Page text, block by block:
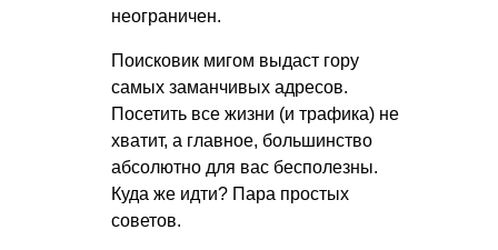
неограничен.
Поисковик мигом выдаст гору
самых заманчивых адресов.
Посетить все жизни (и трафика) не
хватит, а главное, большинство
абсолютно для вас бесполезны.
Куда же идти? Пара простых
советов.